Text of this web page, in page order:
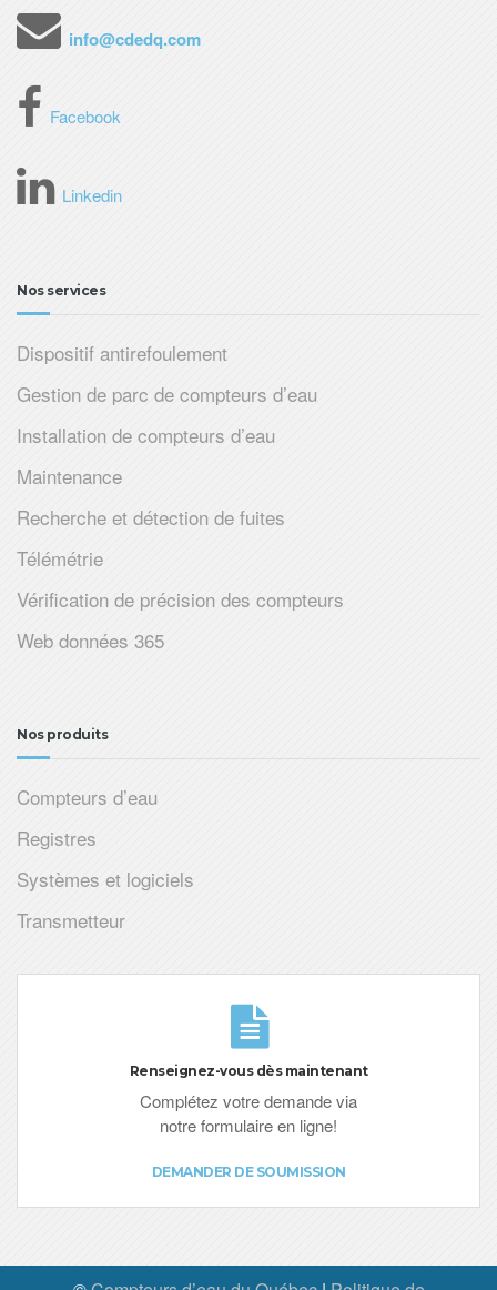
info@cdedq.com
Facebook
Linkedin
Nos services
Dispositif antirefoulement
Gestion de parc de compteurs d’eau
Installation de compteurs d’eau
Maintenance
Recherche et détection de fuites
Télémétrie
Vérification de précision des compteurs
Web données 365
Nos produits
Compteurs d’eau
Registres
Systèmes et logiciels
Transmetteur
Renseignez-vous dès maintenant
Complétez votre demande via
notre formulaire en ligne!
DEMANDER DE SOUMISSION